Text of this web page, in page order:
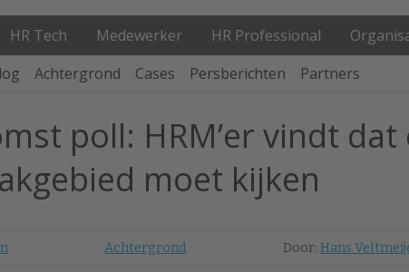
HR Tech Medewerker HR Professional
Achtergrond Cases Persberichten Partners
poll: HRM’er vindt
moet kijken
Achtergrond Door: Hans